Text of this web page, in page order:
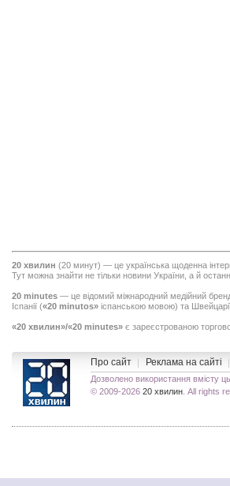
20 хвилин (20 минут) — це українська щоденна
Тут можна знайти не тільки новини України , а й
20 minutes — це відомий міжнародний медійний
Іспанії («20 minutos» іспанською мовою) та
«20 хвилин»/«20 minutes» є зареєстрованою
Про сайт Реклама на сайті
Дозволено використання вмісту
© 2009-2026 20 хвилин . All rights